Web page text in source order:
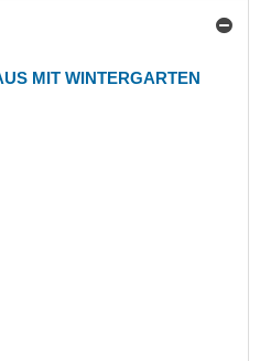
MIT WINTERGARTEN